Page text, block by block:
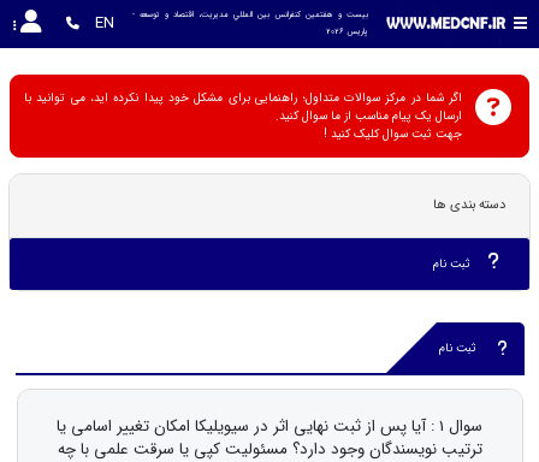
پاریس 2026
EN
اگر شما در مرکز سوالات متداول؛ راهنمایی برای مشکل خود پیدا نکرده اید، می توانید با
ارسال یک پیام مناسب از ما سوال کنید.
جهت ثبت سوال کلیک کنید !
دسته بندی ها
ثبت نام
ثبت نام
سوال 1 : آیا پس از ثبت نهایی اثر در سیویلیکا امکان تغییر اسامی یا
ترتیب نویسندگان وجود دارد؟ مسئولیت کپی یا سرقت علمی با چه